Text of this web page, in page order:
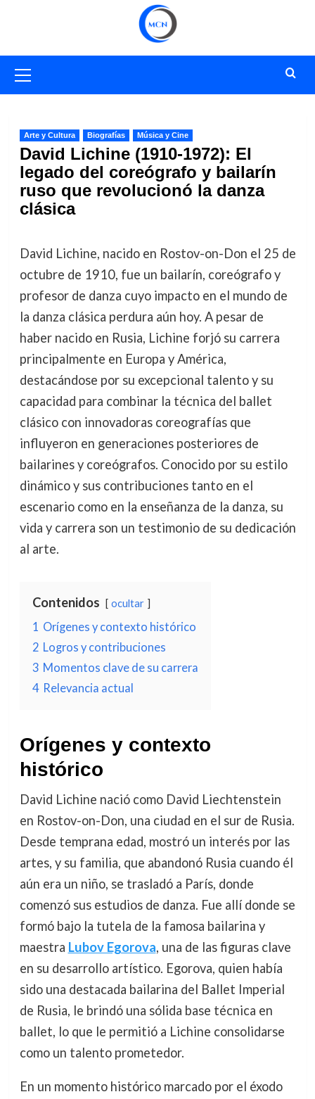
primario
Arte y Cultura Biografías Música y Cine
David Lichine (1910-1972): El
legado del coreógrafo y bailarín
ruso que revolucionó la danza
clásica
David Lichine, nacido en Rostov-on-Don el 25 de
octubre de 1910, fue un bailarín, coreógrafo y
profesor de danza cuyo impacto en el mundo de
la danza clásica perdura aún hoy. A pesar de
haber nacido en Rusia, Lichine forjó su carrera
principalmente en Europa y América,
destacándose por su excepcional talento y su
capacidad para combinar la técnica del ballet
clásico con innovadoras coreografías que
influyeron en generaciones posteriores de
bailarines y coreógrafos. Conocido por su estilo
dinámico y sus contribuciones tanto en el
escenario como en la enseñanza de la danza, su
vida y carrera son un testimonio de su dedicación
al arte.
Contenidos ocultar
1 Orígenes y contexto histórico
2 Logros y contribuciones
3 Momentos clave de su carrera
4 Relevancia actual
Orígenes y contexto
histórico
David Lichine nació como David Liechtenstein
en Rostov-on-Don, una ciudad en el sur de Rusia.
Desde temprana edad, mostró un interés por las
artes, y su familia, que abandonó Rusia cuando él
aún era un niño, se trasladó a París, donde
comenzó sus estudios de danza. Fue allí donde se
formó bajo la tutela de la famosa bailarina y
maestra Lubov Egorova, una de las figuras clave
en su desarrollo artístico. Egorova, quien había
sido una destacada bailarina del Ballet Imperial
de Rusia, le brindó una sólida base técnica en
ballet, lo que le permitió a Lichine consolidarse
como un talento prometedor.
En un momento histórico marcado por el éxodo